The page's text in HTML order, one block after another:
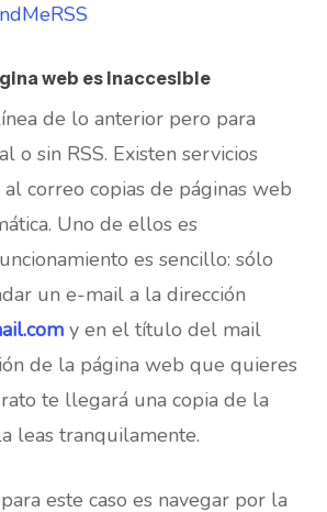
web es inaccesible
de lo anterior pero para
o sin RSS. Existen servicios
correo copias de páginas web
Uno de ellos es
es sencillo: sólo
un e-mail a la dirección
y en el título del mail
de la página web que quieres
te llegará una copia de la
leas tranquilamente.
este caso es navegar por la